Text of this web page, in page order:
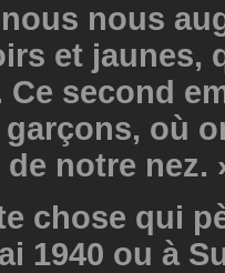
nous
et jaunes,
second
où
notre nez.
chose qui
1940 ou à